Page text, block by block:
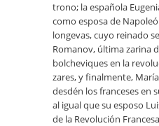
trono; la española
como esposa de
longevas, cuyo reinado
Romanov, última zarina
bolcheviques en la
zares, y finalmente,
desdén los franceses en
al igual que su esposo
de la Revolución